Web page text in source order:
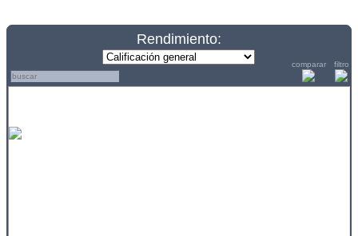
Rendimiento:
comparar filtro